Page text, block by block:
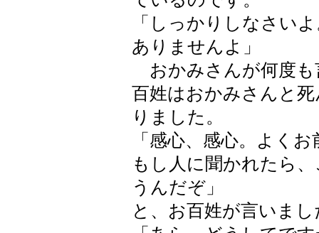
「しっかりしなさい
ありませんよ」
おかみさんが何度も
百姓はおかみさんと
りました。
「感心、感心。よく
もし人に聞かれたら
うんだぞ」
と、お百姓が言いまし